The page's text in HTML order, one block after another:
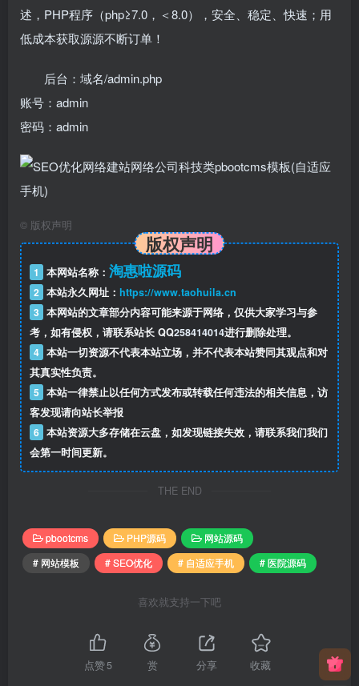
述，PHP程序（php≥7.0，＜8.0），安全、稳定、快速；用
低成本获取源源不断订单！
后台：域名/admin.php
账号：admin
密码：admin
© 版权声明
版权声明
1 本网站名称： 淘惠啦源码
2 本站永久网址： https://www.taohuila.cn
3 本网站的文章部分内容可能来源于网络，仅供大家学习与参
考，如有侵权，请联系站长 QQ258414014进行删除处理。
4 本站一切资源不代表本站立场，并不代表本站赞同其观点和对
其真实性负责。
5 本站一律禁止以任何方式发布或转载任何违法的相关信息，访
客发现请向站长举报
6 本站资源大多存储在云盘，如发现链接失效，请联系我们我们
会第一时间更新。
THE END
pbootcms PHP源码
网站源码
# 网站模板
# SEO优化 # 自适应手机 # 医院源码
喜欢就支持一下吧
点赞5 赏 分享 收藏